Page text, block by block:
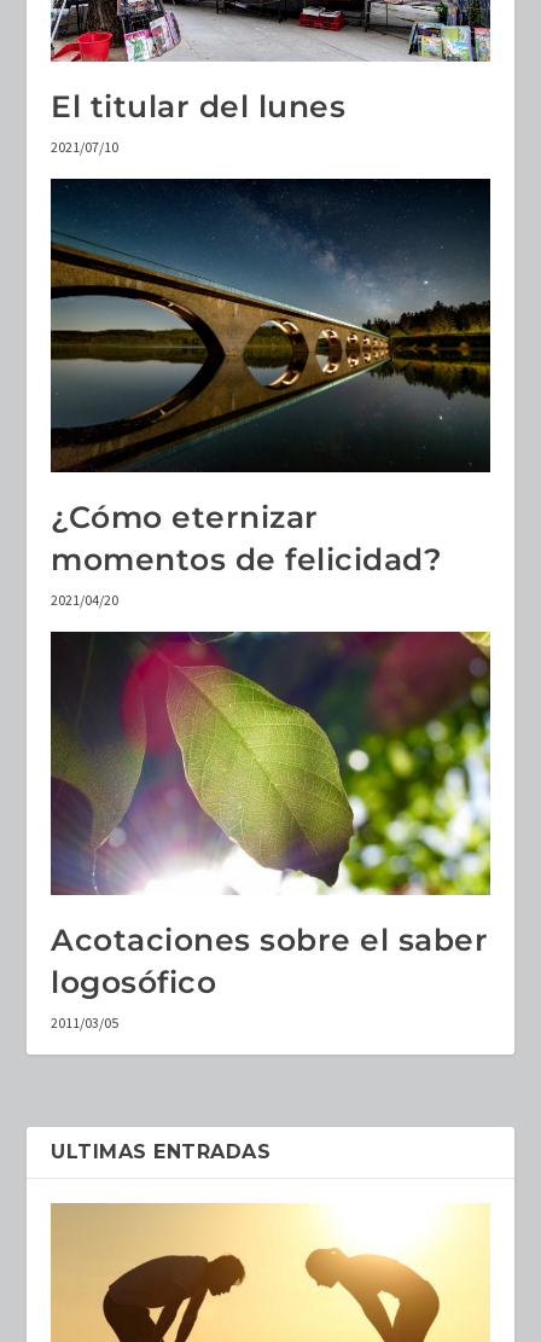
El titular del lunes
2021/07/10
¿Cómo eternizar
momentos de felicidad?
2021/04/20
Acotaciones sobre el saber
logosófico
2011/03/05
ULTIMAS ENTRADAS